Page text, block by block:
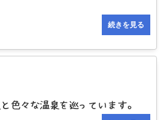
続きを見る
色々な温泉を巡っています。